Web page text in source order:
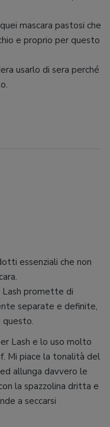
mascara pastosi che
e proprio per questo
usarlo di sera perché
essenziali che non
Lash promette di
separate e definite,
Lash e lo uso molto
Mi piace la tonalità del
allunga davvero le
la spazzolina dritta e
a seccarsi